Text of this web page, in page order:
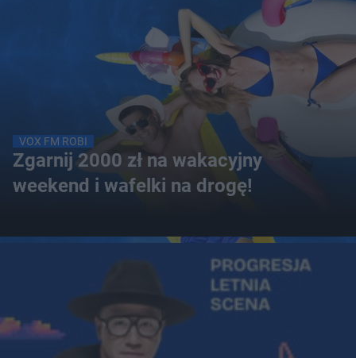
VOX FM ROBI
Zgarnij 2000 zł na wakacyjny
weekend i wafelki na drogę!